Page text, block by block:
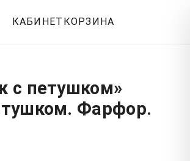
КАБИНЕТ КОРЗИНА
с петушком»
Фарфор.